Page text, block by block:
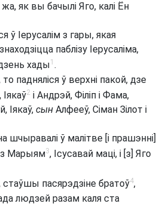
як вы бачылі Яго, калі Ён
ў Іерусалім з гары, якая
паблізу Іерусаліма,
хады1 .
то падняліся ў верхні пакой, дзе
2 і Андрэй, Філіп і Фама,
Іякаў, сын Алфееў, Сіман Зілот і
ў малітве [і прашэнні]
з Марыям3, Ісусавай маці, і [з] Яго
стаўшы пасярэдзіне братоў4,
людзей разам каля ста